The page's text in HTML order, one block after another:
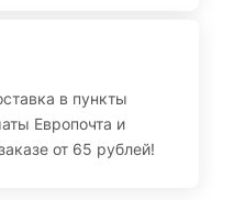
в пункты
Европочта и
от 65 рублей!